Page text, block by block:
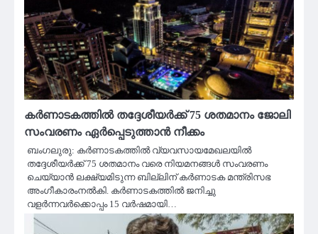
കര്‍ണാടകത്തില്‍ തദ്ദേശീയര്‍ക്ക് 75 ശതമാനം ജോലി
സംവരണം ഏർപ്പെടുത്താൻ നീക്കം
ബംഗലുരു: കര്‍ണാടകത്തില്‍ വ്യവസായമേഖലയില്‍
തദ്ദേശീയര്‍ക്ക് 75 ശതമാനം വരെ നിയമനങ്ങള്‍ സംവരണം
ചെയ്യാന്‍ ലക്ഷ്യമിടുന്ന ബില്ലിന് കര്‍ണാടക മന്ത്രിസഭ
അംഗീകാരംനല്‍കി. കര്‍ണാടകത്തില്‍ ജനിച്ചു
വളര്‍ന്നവര്‍ക്കൊപ്പം 15 വര്‍ഷമായി…